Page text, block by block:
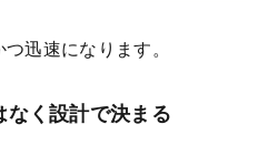
迅速になります。
なく設計で決まる